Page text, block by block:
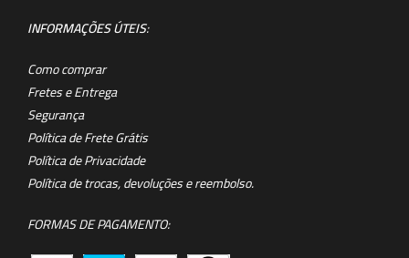
INFORMAÇÕES ÚTEIS:
Como comprar
Fretes e Entrega
Segurança
Política de Frete Grátis
Política de Privacidade
Política de trocas, devoluções e reembolso.
FORMAS DE PAGAMENTO: